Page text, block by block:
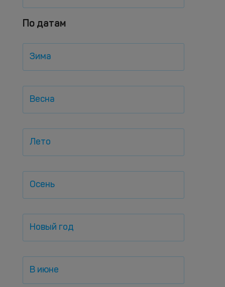
По датам
Зима
Весна
Лето
Осень
Новый год
В июне